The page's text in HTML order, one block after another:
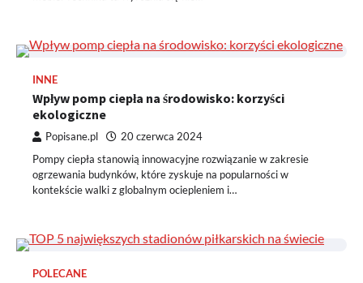
INNE
Wpływ pomp ciepła na środowisko: korzyści
ekologiczne
Popisane.pl 20 czerwca 2024
Pompy ciepła stanowią innowacyjne rozwiązanie w zakresie
ogrzewania budynków, które zyskuje na popularności w
kontekście walki z globalnym ociepleniem i…
POLECANE